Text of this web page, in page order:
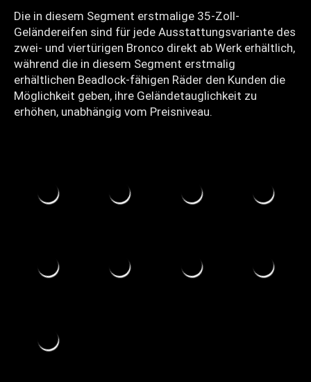
Die in diesem Segment erstmalige 35-Zoll-
Geländereifen sind für jede Ausstattungsvariante des
zwei- und viertürigen Bronco direkt ab Werk erhältlich,
während die in diesem Segment erstmalig
erhältlichen Beadlock-fähigen Räder den Kunden die
Möglichkeit geben, ihre Geländetauglichkeit zu
erhöhen, unabhängig vom Preisniveau.